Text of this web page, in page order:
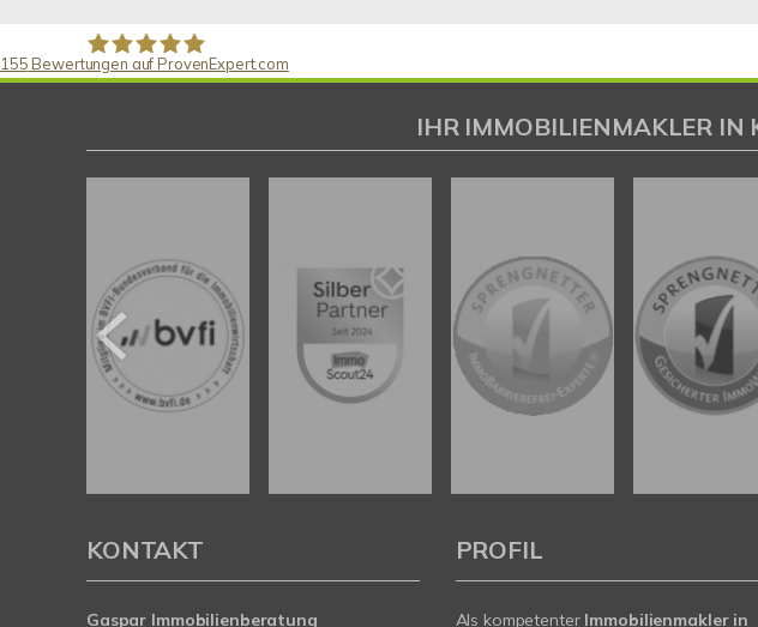
155 Bewertungen auf ProvenExpert.com
IHR IMMOBILIENMAKLER IN
KONTAKT
Gaspar Immobilienberatung
PROFIL
Als kompetenter Immobilienmakler in